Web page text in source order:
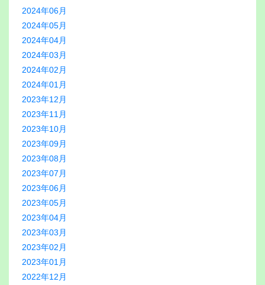
2024年06月
2024年05月
2024年04月
2024年03月
2024年02月
2024年01月
2023年12月
2023年11月
2023年10月
2023年09月
2023年08月
2023年07月
2023年06月
2023年05月
2023年04月
2023年03月
2023年02月
2023年01月
2022年12月